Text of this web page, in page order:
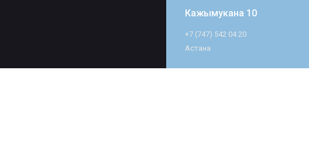
Кажымукана 10
+7 (747) 542 04 20
Астана